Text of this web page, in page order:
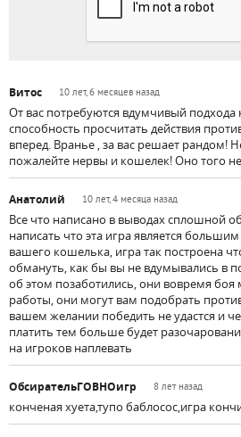
Витос 10 лет, 6 месяцев назад
От вас потребуются вдумчивый подхода
способность просчитать действия
вперед. Вранье , за вас решает рандом!
пожалейте нервы и кошелек! Оно того
Анатолий 10 лет, 4 месяца назад
Все что написано в выводах сплошной
написать что эта игра является
вашего кошелька, игра так построена
обмануть, как бы вы не вдумывались в
об этом позаботились, они вовремя боя
работы, они могут вам подобрать
вашем желании победить не удастся и
платить тем больше будет
на игроков наплевать
ОбсирательГОВНОигр 8 лет назад
конченая хуета,тупо баблосос,игра